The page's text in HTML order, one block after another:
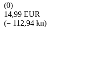
(0)
14,99 EUR
(= 112,94 kn)